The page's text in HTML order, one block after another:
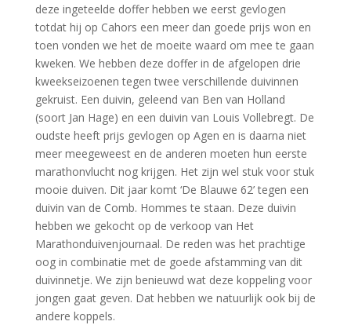
deze ingeteelde doffer hebben we eerst gevlogen
totdat hij op Cahors een meer dan goede prijs won en
toen vonden we het de moeite waard om mee te gaan
kweken. We hebben deze doffer in de afgelopen drie
kweekseizoenen tegen twee verschillende duivinnen
gekruist. Een duivin, geleend van Ben van Holland
(soort Jan Hage) en een duivin van Louis Vollebregt. De
oudste heeft prijs gevlogen op Agen en is daarna niet
meer meegeweest en de anderen moeten hun eerste
marathonvlucht nog krijgen. Het zijn wel stuk voor stuk
mooie duiven. Dit jaar komt ‘De Blauwe 62’ tegen een
duivin van de Comb. Hommes te staan. Deze duivin
hebben we gekocht op de verkoop van Het
Marathonduivenjournaal. De reden was het prachtige
oog in combinatie met de goede afstamming van dit
duivinnetje. We zijn benieuwd wat deze koppeling voor
jongen gaat geven. Dat hebben we natuurlijk ook bij de
andere koppels.